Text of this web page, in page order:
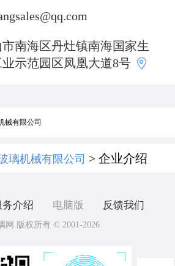
南海区丹灶镇南海国家生
业示范园区凤凰大道8号 
璃机械有限公司 > 企业介绍
务介绍 电脑版 反馈我们
网 版权所有 © 2001-2026